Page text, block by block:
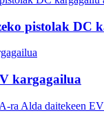
pistolak DC
kargagailua